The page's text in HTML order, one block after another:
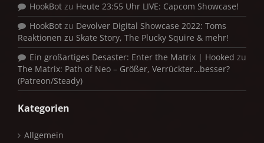
HookBot zu Heute 23:55 Uhr LIVE: Capcom Showcase!
HookBot zu Devolver Digital Showcase 2022: Toms
Reaktionen zu Skate Story, The Plucky Squire & mehr!
Ein großartiges Desaster: Enter the Matrix | Hooked zu
The Matrix: Path of Neo – Größer, Verrückter…besser?
(Patreon/Steady)
Kategorien
Allgemein